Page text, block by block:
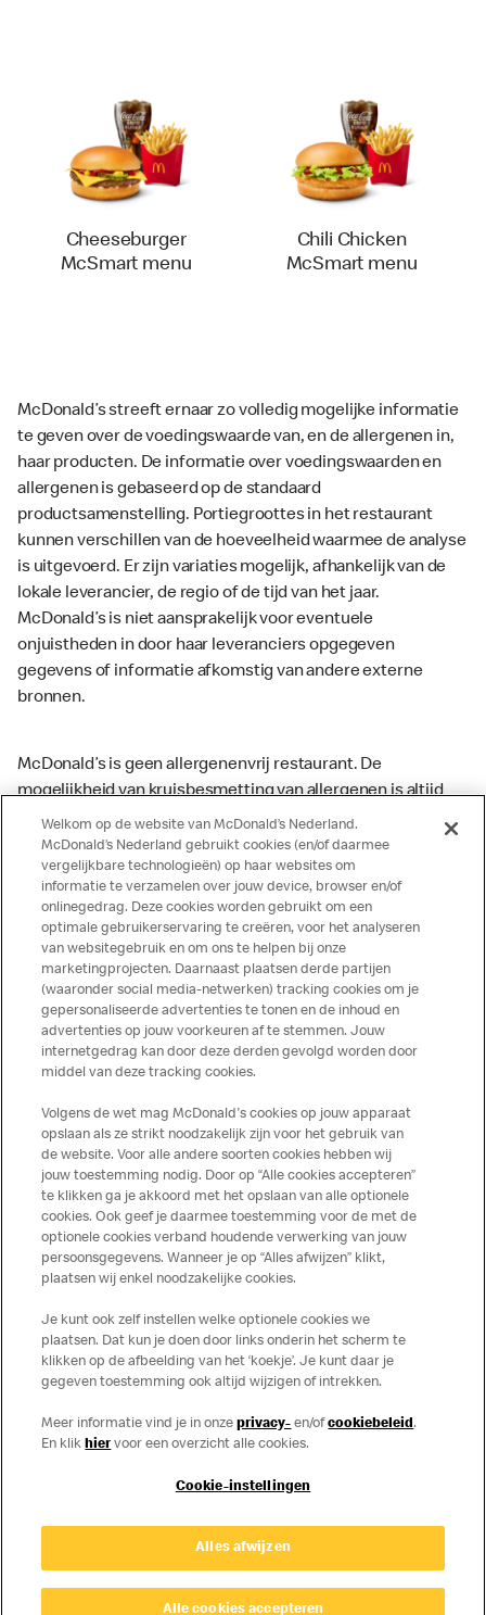
Cheeseburger
McSmart menu
Chili Chicken
McSmart menu
McDonald’s streeft ernaar zo volledig mogelijke informatie
te geven over de voedingswaarde van, en de allergenen in,
haar producten. De informatie over voedingswaarden en
allergenen is gebaseerd op de standaard
productsamenstelling. Portiegroottes in het restaurant
kunnen verschillen van de hoeveelheid waarmee de analyse
is uitgevoerd. Er zijn variaties mogelijk, afhankelijk van de
lokale leverancier, de regio of de tijd van het jaar.
McDonald’s is niet aansprakelijk voor eventuele
onjuistheden in door haar leveranciers opgegeven
gegevens of informatie afkomstig van andere externe
bronnen.
McDonald’s is geen allergenenvrij restaurant. De
mogelijkheid van kruisbesmetting van allergenen is altijd
aanwezig. McDonald’s kan zodoende niet garanderen dat
haar producten geen sporen van allergenen bevatten.
McDonald’s aanvaardt daarom geen aansprakelijkheid
indien een gast als gevolg van het binnenkrijgen van (een
spoor van) een allergeen lichamelijke klachten krijgt. Alle
producten kunnen sporen bevatten van dierlijke
ingrediënten. McDonald’s streeft er naar om de
voedingswaarde- en allergeneninformatie altijd up to date
te houden. De verstrekte informatie is alleen van
toepassing op de in Nederland verkochte producten. Voor
meer informatie over voedingswaarden en allergenen kijk
op de McDonald's website of in de McDonald’s App.
Publicatiefouten voorbehouden.
Over ons
Services
Contact
Privacy Cookies
Welkom op de website van McDonald’s Nederland.
McDonald’s Nederland gebruikt cookies (en/of daarmee
vergelijkbare technologieën) op haar websites om
informatie te verzamelen over jouw device, browser en/of
onlinegedrag. Deze cookies worden gebruikt om een
optimale gebruikerservaring te creëren, voor het analyseren
van websitegebruik en om ons te helpen bij onze
marketingprojecten. Daarnaast plaatsen derde partijen
(waaronder social media-netwerken) tracking cookies om je
gepersonaliseerde advertenties te tonen en de inhoud en
advertenties op jouw voorkeuren af te stemmen. Jouw
internetgedrag kan door deze derden gevolgd worden door
middel van deze tracking cookies.
Volgens de wet mag McDonald's cookies op jouw apparaat
opslaan als ze strikt noodzakelijk zijn voor het gebruik van
de website. Voor alle andere soorten cookies hebben wij
jouw toestemming nodig. Door op “Alle cookies accepteren”
te klikken ga je akkoord met het opslaan van alle optionele
cookies. Ook geef je daarmee toestemming voor de met de
optionele cookies verband houdende verwerking van jouw
persoonsgegevens. Wanneer je op “Alles afwijzen” klikt,
plaatsen wij enkel noodzakelijke cookies.
Je kunt ook zelf instellen welke optionele cookies we
plaatsen. Dat kun je doen door links onderin het scherm te
klikken op de afbeelding van het ‘koekje’. Je kunt daar je
gegeven toestemming ook altijd wijzigen of intrekken.
Meer informatie vind je in onzeprivacy- en/ofcookiebeleid.
En klikhier voor een overzicht alle cookies.
Cookie-instellingen
Alles afwijzen
Alle cookies accepteren